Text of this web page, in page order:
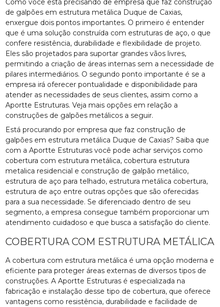
Como você está precisando de empresa que faz construção
de galpões em estrutura metálica Duque de Caxias,
enxergue dois pontos importantes. O primeiro é entender
que é uma solução construída com estruturas de aço, o que
confere resistência, durabilidade e flexibilidade de projeto.
Eles são projetados para suportar grandes vãos livres,
permitindo a criação de áreas internas sem a necessidade de
pilares intermediários. O segundo ponto importante é se a
empresa irá oferecer pontualidade e disponibilidade para
atender as necessidades de seus clientes, assim como a
Aportte Estruturas. Veja mais opções em relação a
construções de galpões metálicos a seguir.
Está procurando por empresa que faz construção de
galpões em estrutura metálica Duque de Caxias? Saiba que
com a Aportte Estruturas você pode achar serviços como
cobertura com estrutura metálica, cobertura estrutura
metalica residencial e construção de galpão metálico,
estrutura de aço para telhado, estrutura metálica cobertura,
estrutura de aço entre outras opções que são oferecidas
para a sua necessidade. Se diferenciado dentro de seu
segmento, a empresa consegue também proporcionar um
atendimento cuidadoso e que busca a satisfação do cliente.
COBERTURA COM ESTRUTURA METÁLICA
A cobertura com estrutura metálica é uma opção moderna e
eficiente para proteger áreas externas de diversos tipos de
construções. A Aportte Estruturas é especializada na
fabricação e instalação desse tipo de cobertura, que oferece
vantagens como resistência, durabilidade e facilidade de